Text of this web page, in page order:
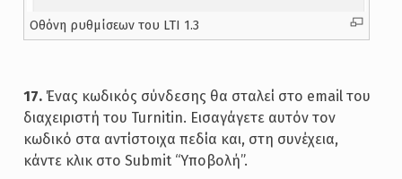
Oθόνη ρυθμίσεων του LTI 1.3
17.Ένας κωδικός σύνδεσης θα σταλεί στο email του
διαχειριστή του Turnitin. Εισαγάγετε αυτόν τον
κωδικό στα αντίστοιχα πεδία και, στη συνέχεια,
κάντε κλικ στο Submit “Υποβολή”.